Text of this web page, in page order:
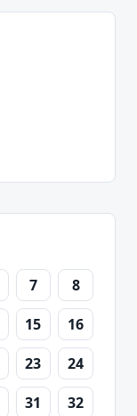
7
8
15
16
23
24
31
32